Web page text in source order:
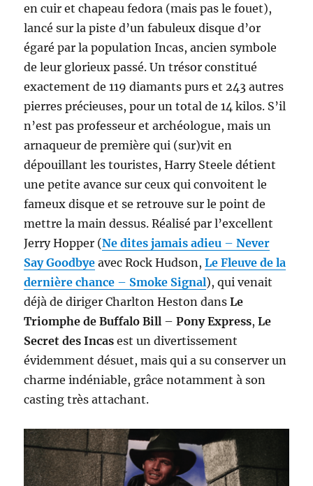
en cuir et chapeau fedora (mais pas le fouet),
lancé sur la piste d’un fabuleux disque d’or
égaré par la population Incas, ancien symbole
de leur glorieux passé. Un trésor constitué
exactement de 119 diamants purs et 243 autres
pierres précieuses, pour un total de 14 kilos. S’il
n’est pas professeur et archéologue, mais un
arnaqueur de première qui (sur)vit en
dépouillant les touristes, Harry Steele détient
une petite avance sur ceux qui convoitent le
fameux disque et se retrouve sur le point de
mettre la main dessus. Réalisé par l’excellent
Jerry Hopper (Ne dites jamais adieu –Never
Say Goodbye avec Rock Hudson,Le Fleuve de la
dernière chance – Smoke Signal), qui venait
déjà de diriger Charlton Heston dansLe
Triomphe de Buffalo Bill – Pony Express,Le
Secret des Incasest un divertissement
évidemment désuet, mais qui a su conserver un
charme indéniable, grâce notamment à son
casting très attachant.